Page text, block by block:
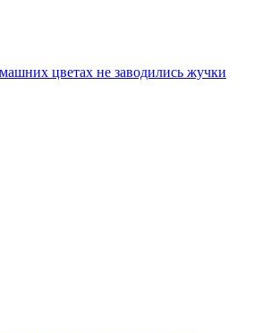
цветах не заводились жучки